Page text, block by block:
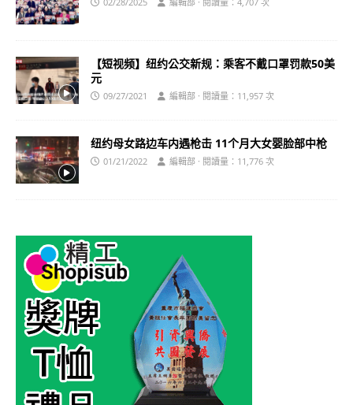
【短视频】纽约公交新规：乘客不戴口罩罚款50美
元
09/27/2021 編輯部 · 閱讀量：11,957 次
纽约母女路边车内遇枪击 11个月大女婴脸部中枪
01/21/2022 編輯部 · 閱讀量：11,776 次